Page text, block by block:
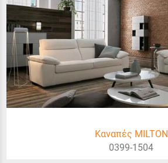
Καναπές MILTON
0399-1504